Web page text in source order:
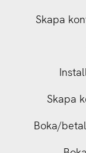
Betala
Boka/
Skapa
Skapa